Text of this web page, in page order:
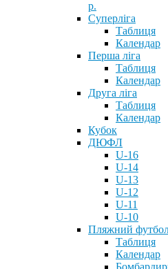
р.
Суперліга
Таблиця
Календар
Перша ліга
Таблиця
Календар
Друга ліга
Таблиця
Календар
Кубок
ДЮФЛ
U-16
U-14
U-13
U-12
U-11
U-10
Пляжний
Таблиця
Календар